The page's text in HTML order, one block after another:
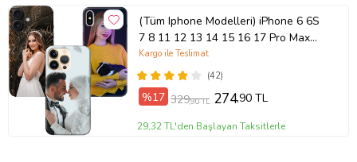
(Tüm Iphone Modelleri) iPhone 6 6S
7 8 11 12 13 14 15 16 17 Pro Max
Plus Mini Kişiye Özel Resimli
Fotoğraflı Kılıf(42)
Kargo ile Teslimat
%17 329,90 TL 274,90 TL
29,32 TL'den Başlayan Taksitlerle